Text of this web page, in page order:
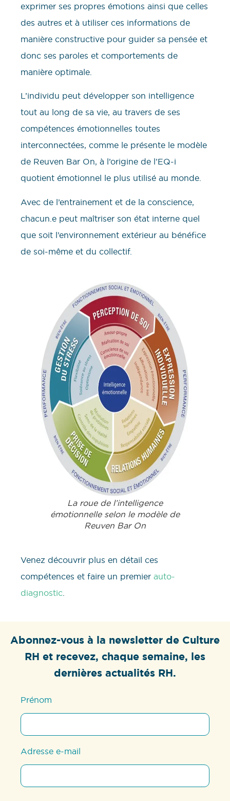
exprimer ses propres émotions ainsi que celles
des autres et à utiliser ces informations de
manière constructive pour guider sa pensée et
donc ses paroles et comportements de
manière optimale.
L’individu peut développer son intelligence
tout au long de sa vie, au travers de ses
compétences émotionnelles toutes
interconnectées, comme le présente le modèle
de Reuven Bar On, à l’origine de l’EQ-i
quotient émotionnel le plus utilisé au monde.
Avec de l’entrainement et de la conscience,
chacun.e peut maîtriser son état interne quel
que soit l’environnement extérieur au bénéfice
de soi-même et du collectif.
La roue de l’intelligence
émotionnelle selon le modèle de
Reuven Bar On
Venez découvrir plus en détail ces
compétences et faire un premier auto-
diagnostic
Abonnez-vous à la newsletter de Culture
RH et recevez, chaque semaine, les
dernières actualités RH.
Prénom
Adresse e-mail